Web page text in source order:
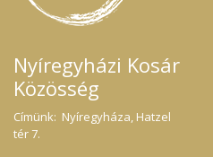
Nyíregyházi Kosár
Közösség
Címünk: Nyíregyháza, Hatzel
tér 7.